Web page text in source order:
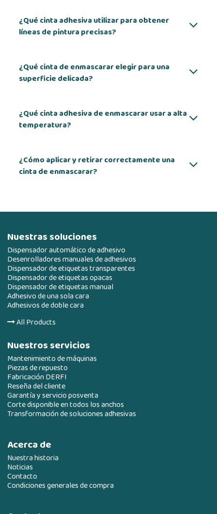
¿Qué cinta adhesiva utilizar para obtener
líneas de pintura precisas?
¿Qué cinta de enmascarar elegir para una
superficie delicada?
¿Qué cinta adhesiva de enmascarar usar a alta
temperatura?
¿Cómo aplicar y retirar correctamente una
cinta de enmascarar?
Nuestras soluciones
Dispensador automático de adhesivo
Desenrolladores manuales de adhesivos
Dispensador de etiquetas transparentes
Dispensador de etiquetas opacas
Dispensador de etiquetas manual
Adhesivo de una sola cara
Adhesivos de doble cara
All Products
Nuestros servicios
Mantenimiento de máquinas
Piezas de repuesto
Fabricación DERFI
Reseña del cliente
Garantía y servicio posventa
Corte disponible en todos los anchos
Transformación de soluciones adhesivas
Acerca de
Nuestra historia
Noticias
Contacto
Condiciones generales de compra